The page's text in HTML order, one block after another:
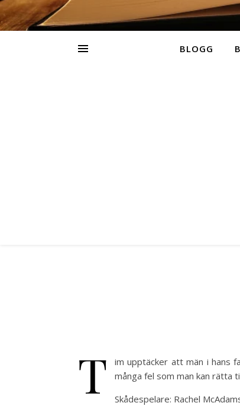
BLOGG
T
im upptäcker att män i hans
många fel som man kan rätta
Skådespelare: Rachel